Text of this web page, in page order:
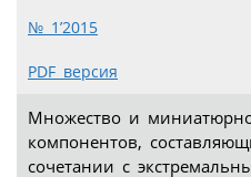
№ 1’2015
PDF версия
Множество и
компонентов,
сочетании с